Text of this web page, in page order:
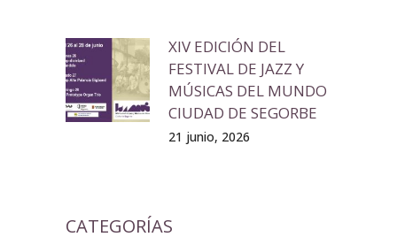
XIV EDICIÓN DEL
FESTIVAL DE JAZZ Y
MÚSICAS DEL MUNDO
CIUDAD DE SEGORBE
21 junio, 2026
CATEGORÍAS